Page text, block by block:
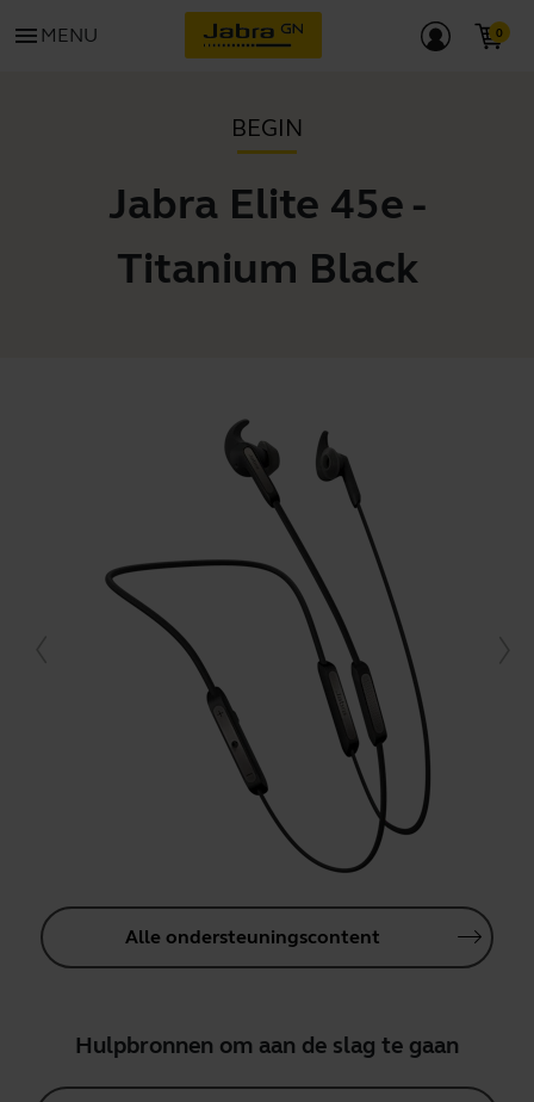
menu MENU
BEGIN
Jabra Elite 45e -
Titanium Black
Alle ondersteuningscontent
Hulpbronnen om aan de slag te gaan